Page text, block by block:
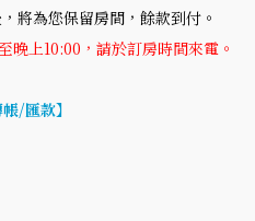
將為您保留房間，餘款到付。
晚上10:00，請於訂房時間來電。
/匯款】